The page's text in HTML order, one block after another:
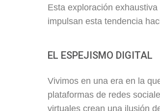
Esta exploración
impulsan esta tendencia
EL ESPEJISMO DIGITAL
Vivimos en una era en la
plataformas de redes
virtuales crean una ilusión